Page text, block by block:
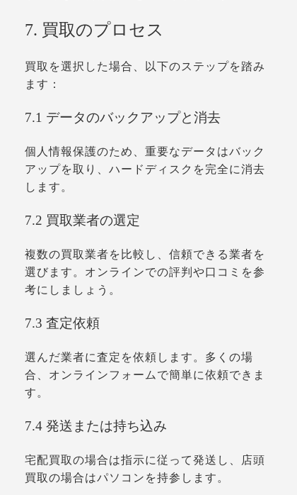
7. 買取のプロセス
買取を選択した場合、以下のステップを踏み
ます：
7.1 データのバックアップと消去
個人情報保護のため、重要なデータはバック
アップを取り、ハードディスクを完全に消去
します。
7.2 買取業者の選定
複数の買取業者を比較し、信頼できる業者を
選びます。オンラインでの評判や口コミを参
考にしましょう。
7.3 査定依頼
選んだ業者に査定を依頼します。多くの場
合、オンラインフォームで簡単に依頼できま
す。
7.4 発送または持ち込み
宅配買取の場合は指示に従って発送し、店頭
買取の場合はパソコンを持参します。